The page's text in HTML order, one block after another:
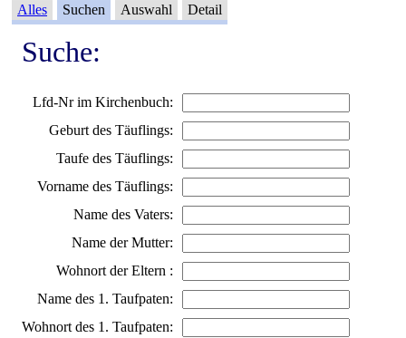
Alles Suchen Auswahl Detail
Suche:
Lfd-Nr im Kirchenbuch:
Geburt des Täuflings:
Taufe des Täuflings:
Vorname des Täuflings:
Name des Vaters:
Name der Mutter:
Wohnort der Eltern :
Name des 1. Taufpaten:
Wohnort des 1. Taufpaten: